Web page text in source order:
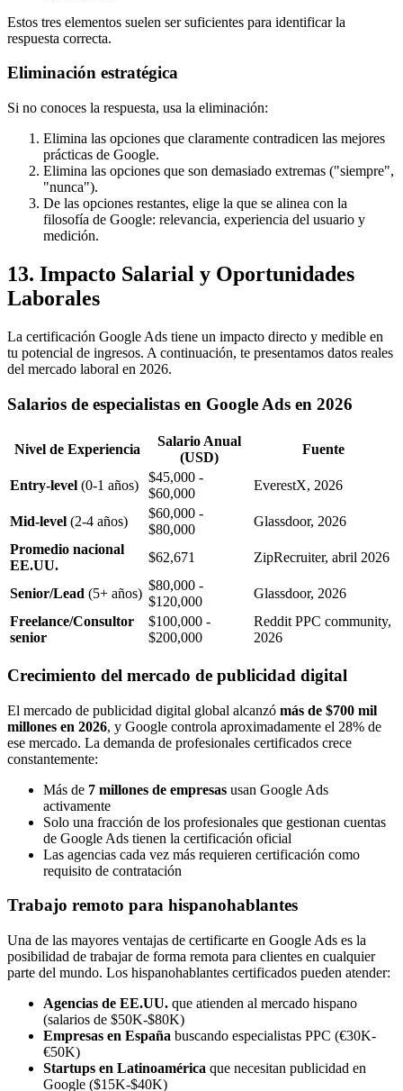
Estos tres elementos suelen ser suficientes para identificar la
respuesta correcta.
Eliminación estratégica
Si no conoces la respuesta, usa la eliminación:
Elimina las opciones que claramente contradicen las mejores
prácticas de Google.
Elimina las opciones que son demasiado extremas ("siempre",
"nunca").
De las opciones restantes, elige la que se alinea con la
filosofía de Google: relevancia, experiencia del usuario y
medición.
13. Impacto Salarial y Oportunidades
Laborales
La certificación Google Ads tiene un impacto directo y medible en
tu potencial de ingresos. A continuación, te presentamos datos reales
del mercado laboral en 2026.
Salarios de especialistas en Google Ads en 2026
Nivel de Experiencia
Salario Anual
(USD)
Fuente
Entry-level (0-1 años)
$45,000 -
$60,000
EverestX, 2026
Mid-level (2-4 años)
$60,000 -
$80,000
Glassdoor, 2026
Promedio nacional
EE.UU.
$62,671 ZipRecruiter, abril 2026
Senior/Lead (5+ años)
$80,000 -
$120,000
Glassdoor, 2026
Freelance/Consultor
senior
$100,000 -
$200,000
Reddit PPC community,
2026
Crecimiento del mercado de publicidad digital
El mercado de publicidad digital global alcanzó más de $700 mil
millones en 2026, y Google controla aproximadamente el 28% de
ese mercado. La demanda de profesionales certificados crece
constantemente:
Más de 7 millones de empresas usan Google Ads
activamente
Solo una fracción de los profesionales que gestionan cuentas
de Google Ads tienen la certificación oficial
Las agencias cada vez más requieren certificación como
requisito de contratación
Trabajo remoto para hispanohablantes
Una de las mayores ventajas de certificarte en Google Ads es la
posibilidad de trabajar de forma remota para clientes en cualquier
parte del mundo. Los hispanohablantes certificados pueden atender:
Agencias de EE.UU. que atienden al mercado hispano
(salarios de $50K-$80K)
Empresas en España buscando especialistas PPC (€30K-
€50K)
Startups en Latinoamérica que necesitan publicidad en
Google ($15K-$40K)